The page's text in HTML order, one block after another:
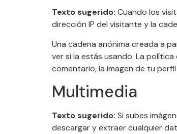
Texto sugerido: Cuando los
dirección IP del visitante y la
Una cadena anónima creada a
ver si la estás usando. La
comentario, la imagen de tu
Multimedia
Texto sugerido: Si subes
descargar y extraer cualquier